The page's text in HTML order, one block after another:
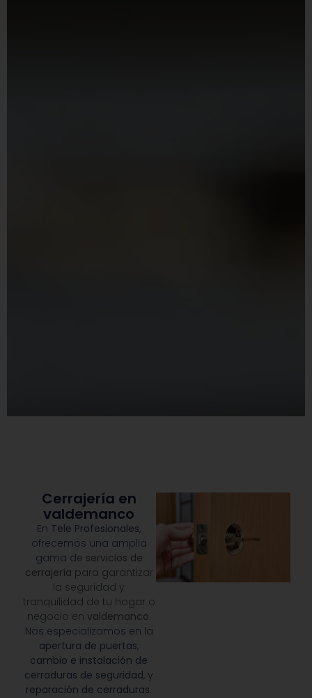
Cerrajería en
valdemanco
En Tele Profesionales,
ofrecemos una amplia
gama de servicios de
cerrajería para garantizar
la seguridad y
tranquilidad de tu hogar o
negocio en valdemanco.
Nos especializamos en la
apertura de puertas,
cambio e instalación de
cerraduras de seguridad, y
reparación de cerraduras.